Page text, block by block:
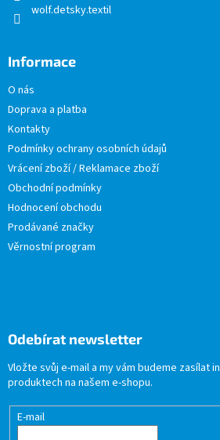
wolf.detsky.textil
Informace
O nás
Doprava a platba
Kontakty
Podmínky ochrany osobních údajů
Vrácení zboží / Reklamace zboží
Obchodní podmínky
Hodnocení obchodu
Prodávané značky
Věrnostní program
Odebírat newsletter
Vložte svůj e-mail a my vám budeme zasílat
produktech na našem e-shopu.
E-mail